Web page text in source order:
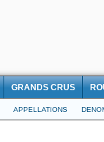
GRANDS CRUS
APPELLATIONS